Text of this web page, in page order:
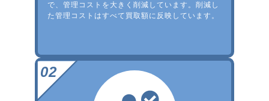
で、管理コストを大きく削減しています。削減し
た管理コストはすべて買取額に反映しています。